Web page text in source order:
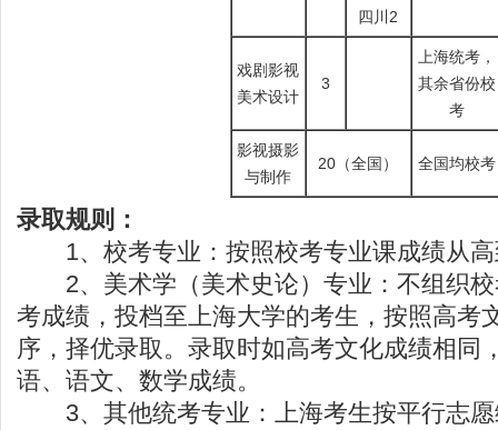
四川2
戏剧影视
美术设计
3
上海统考，
其余省份校
考
影视摄影
与制作
20（全国） 全国均校考
录取规则：
1、校考专业：按照校考专业课成绩从高
2、美术学（美术史论）专业：不组织校
考成绩，投档至上海大学的考生，按照高考
序，择优录取。录取时如高考文化成绩相同
语、语文、数学成绩。
3、其他统考专业：上海考生按平行志愿